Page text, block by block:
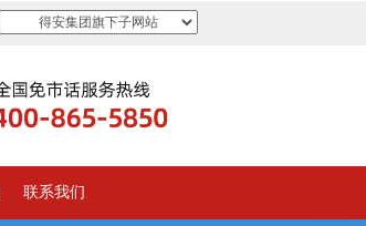
得安集团旗下子网站
联系我们